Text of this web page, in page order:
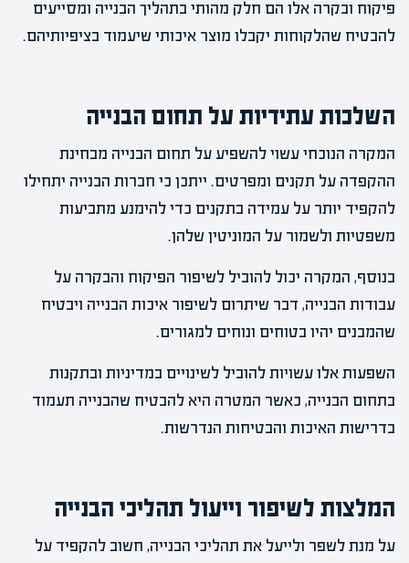
פיקוח ובקרה אלו הם חלק מהותי בתהליך הבנייה ומסייעים
להבטיח שהלקוחות יקבלו מוצר איכותי שיעמוד בציפיותיהם.
השלכות עתידיות על תחום הבנייה
המקרה הנוכחי עשוי להשפיע על תחום הבנייה מבחינת
ההקפדה על תקנים ומפרטים. ייתכן כי חברות הבנייה יתחילו
להקפיד יותר על עמידה בתקנים כדי להימנע מתביעות
משפטיות ולשמור על המוניטין שלהן.
בנוסף, המקרה יכול להוביל לשיפור הפיקוח והבקרה על
עבודות הבנייה, דבר שיתרום לשיפור איכות הבנייה ויבטיח
שהמבנים יהיו בטוחים ונוחים למגורים.
השפעות אלו עשויות להוביל לשינויים במדיניות ובתקנות
בתחום הבנייה, כאשר המטרה היא להבטיח שהבנייה תעמוד
בדרישות האיכות והבטיחות הנדרשות.
המלצות לשיפור וייעול תהליכי הבנייה
על מנת לשפר ולייעל את תהליכי הבנייה, חשוב להקפיד על